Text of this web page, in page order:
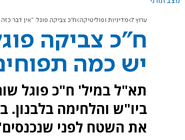
ערוץ 7 מדיניות ופוליטיקה ח"כ צביקה פוגל: "אין דבר
ח"כ צביקה
יש כמה
ביו"ש והלחימה
את השטח לפני